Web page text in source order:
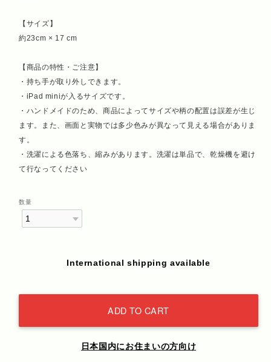
【サイズ】
約23cm × 17 cm
【商品の特性・ご注意】
・持ち手が取り外しできます。
・iPad miniが入るサイズです。
・ハンドメイドのため、商品によってサイズや柄の配置は誤差が生じ
ます。また、画面と実物では多少色みが異なって見える場合がありま
す。
・洗濯による色落ち、縮みがあります。洗濯は単品で、乾燥機を避け
て行なってください
数量
International shipping available
ADD TO CART
日本国内にお住まいの方向け